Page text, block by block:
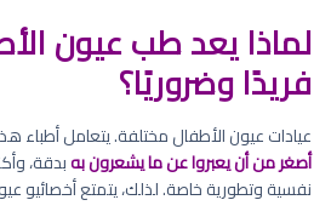
لماذا يعد طب عيون
فريدًا وضروريًا؟
عيادات عيون الأطفال مختلفة. يتعامل
أصغر من أن يعبروا عن ما يشعرون بهبدقة،
نفسية وتطورية خاصة. لذلك، يتمتع أخصائيو